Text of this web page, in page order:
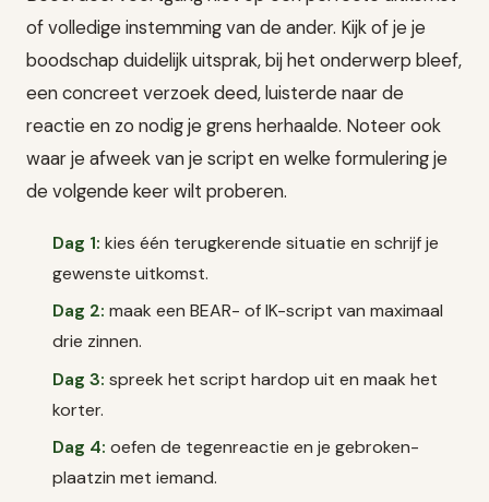
of volledige instemming van de ander. Kijk of je je
boodschap duidelijk uitsprak, bij het onderwerp bleef,
een concreet verzoek deed, luisterde naar de
reactie en zo nodig je grens herhaalde. Noteer ook
waar je afweek van je script en welke formulering je
de volgende keer wilt proberen.
Dag 1: kies één terugkerende situatie en schrijf je
gewenste uitkomst.
Dag 2: maak een BEAR- of IK-script van maximaal
drie zinnen.
Dag 3: spreek het script hardop uit en maak het
korter.
Dag 4: oefen de tegenreactie en je gebroken-
plaatzin met iemand.